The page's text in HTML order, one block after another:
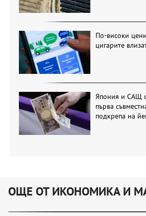
По-високи
цигарите
Япония и САЩ
първа
подкрепа на
ОЩЕ ОТ ИКОНОМИКА И